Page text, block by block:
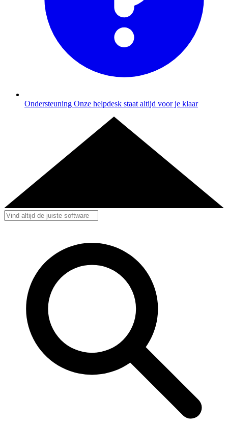
Ondersteuning Onze helpdesk staat altijd voor je klaar